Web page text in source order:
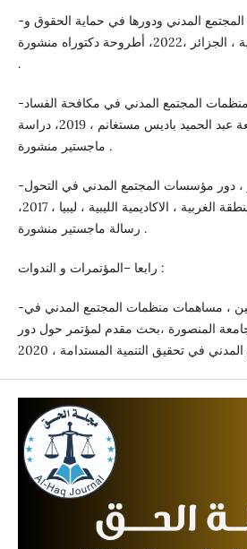
-حنان حيلة ، منظمات المجتمع المدني ودورها في حماية الحقوق و
الحريات ، جامعة احمد دراية ، الجزائر ،2022، أطروحة دكتوراه منشورة
.
-سهام بو دحماني ، دور منظمات المجتمع المدني في مكافحة الفساد
الإداري في الجزائر ، جامعة عبد الحميد باديس مستغانم ، 2019، دراسة
ماجستير منشورة .
-محمد إسماعيل أبو حجر ، دور مؤسسات المجتمع المدني في التحول
الديموقراطي في المنطقة الغربية ، الاكاديمية الليبية ، ليبيا ، 2017،
رسالة ماجستير منشورة .
رابعا –المؤتمرات و الندوات :
-محمد فتحي أبو العنين ، مساهمات منظمات المجتمع المدني في
المنصورة ،بحث مقدم لمؤتمر حول دور